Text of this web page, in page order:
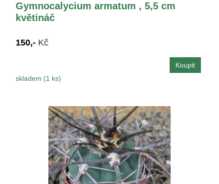
Gymnocalycium armatum , 5,5 cm
květináč
150,- Kč
skladem (1 ks)